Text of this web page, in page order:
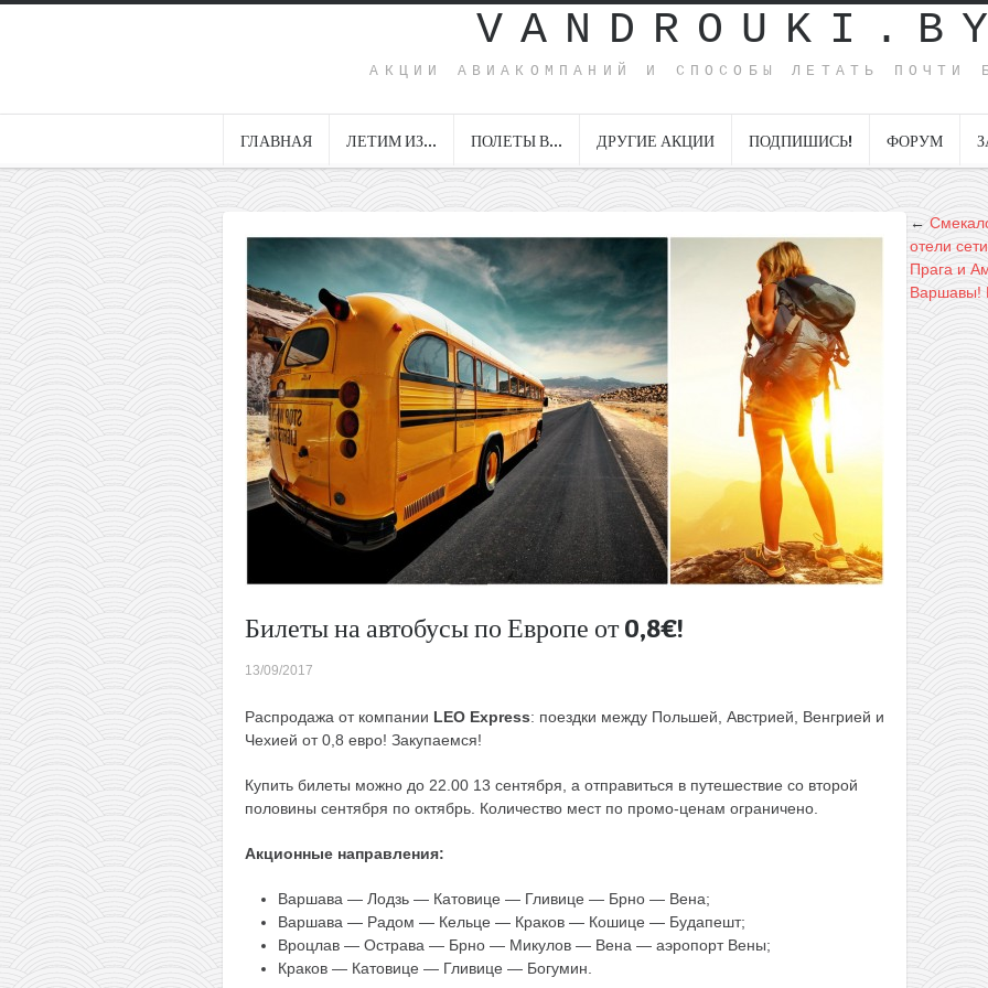
АКЦИИ АВИАКОМПАНИЙ И СПОСОБЫ ЛЕТАТЬ ПОЧТИ
ГЛАВНАЯ ЛЕТИМ ИЗ… ПОЛЕТЫ В… ДРУГИЕ АКЦИИ ПОДПИШИСЬ! ФОРУМ
Билеты на автобусы по Европе от 0,8€!
13/09/2017
Распродажа от компании LEO Express: поездки между Польшей, Австрией, Венгрией и
Чехией от 0,8 евро! Закупаемся!
Купить билеты можно до 22.00 13 сентября, а отправиться в путешествие со второй
половины сентября по октябрь. Количество мест по промо-ценам ограничено.
Акционные направления:
Варшава — Лодзь — Катовице — Гливице — Брно — Вена;
Варшава — Радом — Кельце — Краков — Кошице — Будапешт;
Вроцлав — Острава — Брно — Микулов — Вена — аэропорт Вены;
Краков — Катовице — Гливице — Богумин.
←
отели
Прага и
Варшавы!